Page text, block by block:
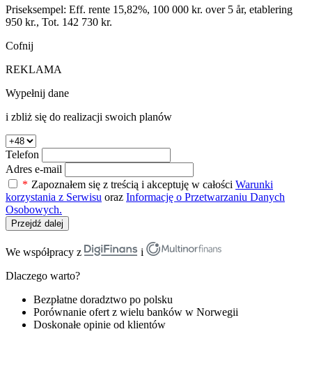
Priseksempel: Eff. rente 15,82%, 100 000 kr. over 5 år, etablering
950 kr., Tot. 142 730 kr.
Cofnij
REKLAMA
Wypełnij dane
i zbliż się do realizacji swoich planów
Telefon
Adres e-mail
* Zapoznałem się z treścią i akceptuję w całości Warunki
korzystania z Serwisu oraz Informację o Przetwarzaniu Danych
Osobowych.
Przejdź dalej
We współpracy z
i
Dlaczego warto?
Bezpłatne doradztwo po polsku
Porównanie ofert z wielu banków w Norwegii
Doskonałe opinie od klientów